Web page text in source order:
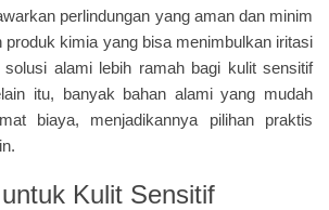
perlindungan yang aman dan minim
produk kimia yang bisa menimbulkan iritasi
alami lebih ramah bagi kulit sensitif
itu, banyak bahan alami yang mudah
biaya, menjadikannya pilihan praktis
Kulit Sensitif